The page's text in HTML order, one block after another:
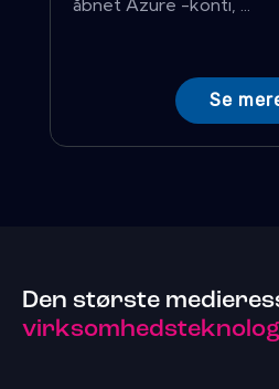
åbnet Azure -konti, ...
Se
Den største